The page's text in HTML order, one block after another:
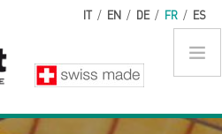
IT / EN / DE / FR / ES